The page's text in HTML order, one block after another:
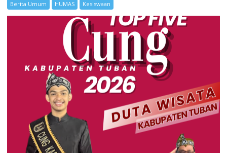
Berita Umum HUMAS Kesiswaan